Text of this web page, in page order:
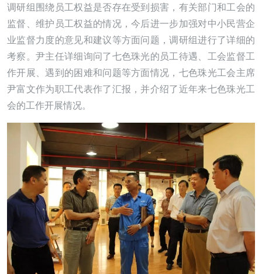
调研组围绕员工权益是否存在受到损害，有关部门和工会的
监督、维护员工权益的情况，今后进一步加强对中小民营企
业监督力度的意见和建议等方面问题，调研组进行了详细的
考察。尹主任详细询问了七色珠光的员工待遇、工会监督工
作开展、遇到的困难和问题等方面情况，七色珠光工会主席
尹富文作为职工代表作了汇报，并介绍了近年来七色珠光工
会的工作开展情况。